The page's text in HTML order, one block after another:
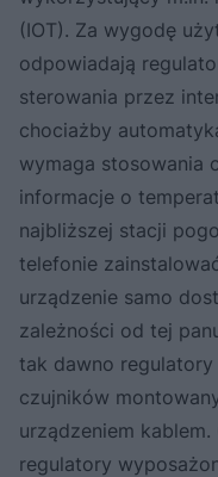
(IOT). Za wygodę
odpowiadają
sterowania przez
chociażby
wymaga stosowania
informacje o
najbliższej stacji
telefonie
urządzenie samo
zależności od tej
tak dawno
czujników
urządzeniem
regulatory